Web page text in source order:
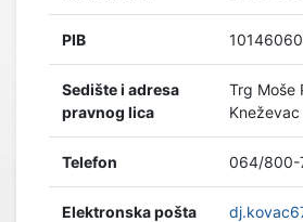
PIB
Sedište i adresa
pravnog lica
Trg Moše
Kneževac
Telefon 064/800-
Elektronska pošta